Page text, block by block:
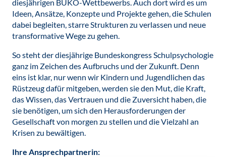
diesjährigen BUKO-Wettbewerbs. Auch dort wird es um
Ideen, Ansätze, Konzepte und Projekte gehen, die Schulen
dabei begleiten, starre Strukturen zu verlassen und neue
transformative Wege zu gehen.
So steht der diesjährige Bundeskongress Schulpsychologie
ganz im Zeichen des Aufbruchs und der Zukunft. Denn
eins ist klar, nur wenn wir Kindern und Jugendlichen das
Rüstzeug dafür mitgeben, werden sie den Mut, die Kraft,
das Wissen, das Vertrauen und die Zuversicht haben, die
sie benötigen, um sich den Herausforderungen der
Gesellschaft von morgen zu stellen und die Vielzahl an
Krisen zu bewältigen.
Ihre Ansprechpartnerin: